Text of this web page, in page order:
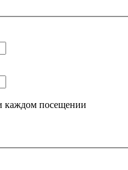
каждом посещении